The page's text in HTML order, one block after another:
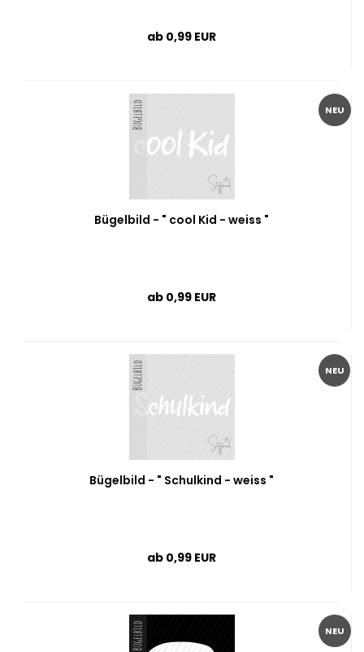
ab 0,99 EUR
NEU
Bügelbild - " cool Kid - weiss "
ab 0,99 EUR
NEU
Bügelbild - " Schulkind - weiss "
ab 0,99 EUR
NEU